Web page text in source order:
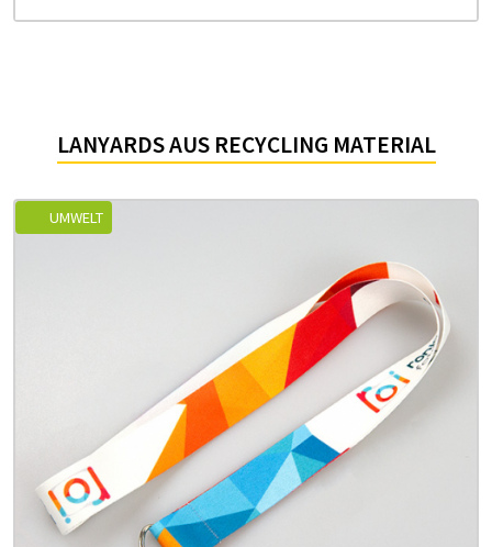
LANYARDS AUS RECYCLING MATERIAL
UMWELT